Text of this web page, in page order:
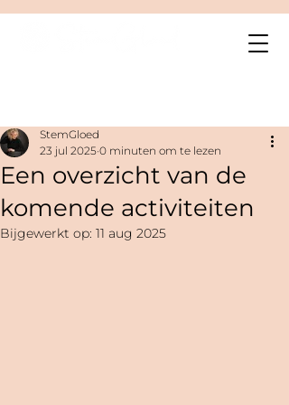
Een overzicht van de
komende activiteiten
StemGloed
23 jul 2025 0 minuten om te lezen
Bijgewerkt op: 11 aug 2025